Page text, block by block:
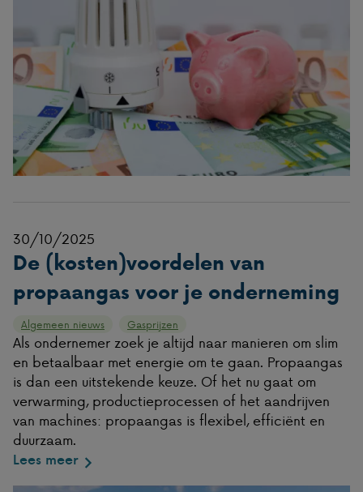
30/10/2025
De (kosten)voordelen van
propaangas voor je onderneming
Algemeen nieuws Gasprijzen
Als ondernemer zoek je altijd naar manieren om slim
en betaalbaar met energie om te gaan. Propaangas
is dan een uitstekende keuze. Of het nu gaat om
verwarming, productieprocessen of het aandrijven
van machines: propaangas is flexibel, efficiënt en
duurzaam.
Lees meer